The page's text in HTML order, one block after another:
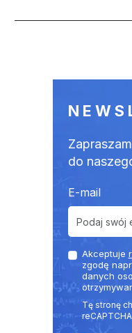
do
E-mail
Akceptuje
zgodę
danych